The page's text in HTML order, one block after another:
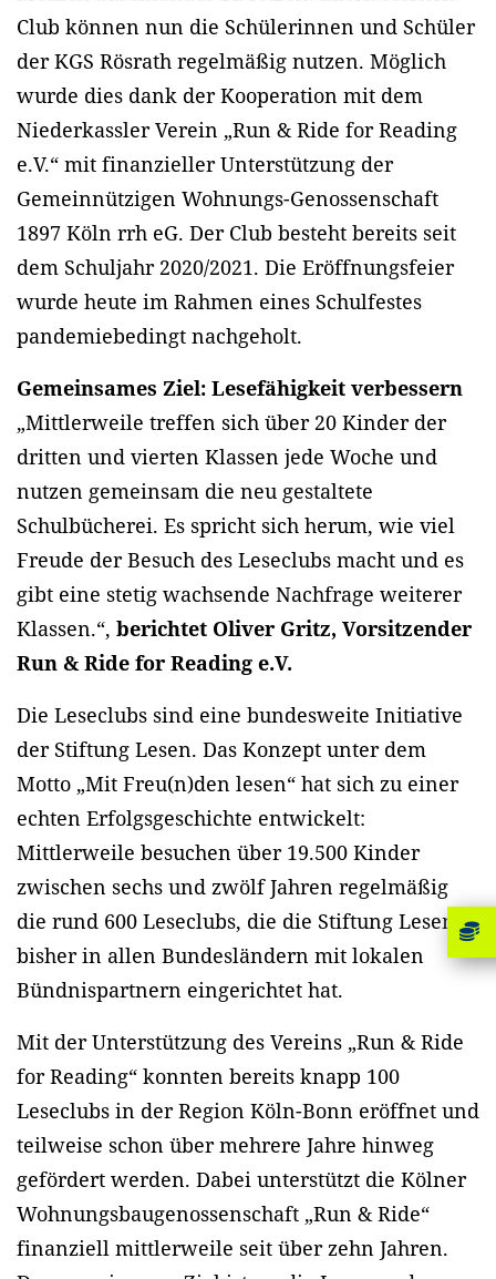
Club können nun die Schülerinnen und Schüler
der KGS Rösrath regelmäßig nutzen. Möglich
wurde dies dank der Kooperation mit dem
Niederkassler Verein „Run & Ride for Reading
e.V.“ mit finanzieller Unterstützung der
Gemeinnützigen Wohnungs-Genossenschaft
1897 Köln rrh eG. Der Club besteht bereits seit
dem Schuljahr 2020/2021. Die Eröffnungsfeier
wurde heute im Rahmen eines Schulfestes
pandemiebedingt nachgeholt.
Gemeinsames Ziel: Lesefähigkeit verbessern
„Mittlerweile treffen sich über 20 Kinder der
dritten und vierten Klassen jede Woche und
nutzen gemeinsam die neu gestaltete
Schulbücherei. Es spricht sich herum, wie viel
Freude der Besuch des Leseclubs macht und es
gibt eine stetig wachsende Nachfrage weiterer
Klassen.“, berichtet Oliver Gritz, Vorsitzender
Run & Ride for Reading e.V.
Die Leseclubs sind eine bundesweite Initiative
der Stiftung Lesen. Das Konzept unter dem
Motto „Mit Freu(n)den lesen“ hat sich zu einer
echten Erfolgsgeschichte entwickelt:
Mittlerweile besuchen über 19.500 Kinder
zwischen sechs und zwölf Jahren regelmäßig
die rund 600 Leseclubs, die die Stiftung Lesen
bisher in allen Bundesländern mit lokalen
Bündnispartnern eingerichtet hat.
Mit der Unterstützung des Vereins „Run & Ride
for Reading“ konnten bereits knapp 100
Leseclubs in der Region Köln-Bonn eröffnet und
teilweise schon über mehrere Jahre hinweg
gefördert werden. Dabei unterstützt die Kölner
Wohnungsbaugenossenschaft „Run & Ride“
finanziell mittlerweile seit über zehn Jahren.